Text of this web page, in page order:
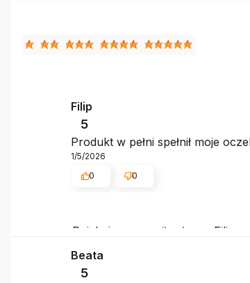
Dziękujemy za miłe słowa, Filip
Filip
5
Produkt w pełni spełnił moje
1/5/2026
0
0
Beata
5